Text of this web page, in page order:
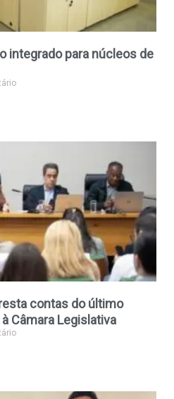
integrado para núcleos de
contas do último
Câmara Legislativa